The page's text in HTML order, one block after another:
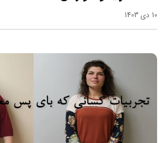
10 دی 1403